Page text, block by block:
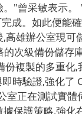
"曾采敏表示。
成。如此便能
雄辦公室現可
次級備份儲存
複製的多重化
時驗證,強化了
室正在測試實體
保護策略,強化